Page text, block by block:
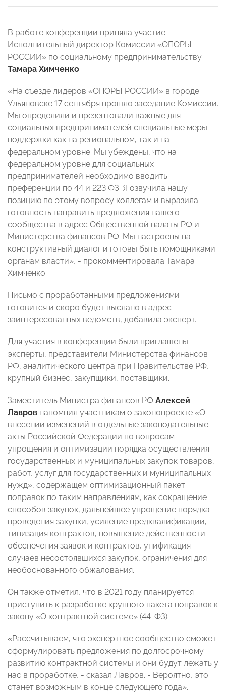
В работе конференции приняла участие
Исполнительный директор Комиссии «ОПОРЫ
РОССИИ» по социальному предпринимательству
Тамара Химченко.
«На съезде лидеров «ОПОРЫ РОССИИ» в городе
Ульяновске 17 сентября прошло заседание Комиссии.
Мы определили и презентовали важные для
социальных предпринимателей специальные меры
поддержки как на региональном, так и на
федеральном уровне. Мы убеждены, что на
федеральном уровне для социальных
предпринимателей необходимо вводить
преференции по 44 и 223 ФЗ. Я озвучила нашу
позицию по этому вопросу коллегам и выразила
готовность направить предложения нашего
сообщества в адрес Общественной палаты РФ и
Министерства финансов РФ. Мы настроены на
конструктивный диалог и готовы быть помощниками
органам власти», - прокомментировала Тамара
Химченко.
Письмо с проработанными предложениями
готовится и скоро будет выслано в адрес
заинтересованных ведомств, добавила эксперт.
Для участия в конференции были приглашены
эксперты, представители Министерства финансов
РФ, аналитического центра при Правительстве РФ,
крупный бизнес, закупщики, поставщики.
Заместитель Министра финансов РФ Алексей
Лавров напомнил участникам о законопроекте «О
внесении изменений в отдельные законодательные
акты Российской Федерации по вопросам
упрощения и оптимизации порядка осуществления
государственных и муниципальных закупок товаров,
работ, услуг для государственных и муниципальных
нужд», содержащем оптимизационный пакет
поправок по таким направлениям, как сокращение
способов закупок, дальнейшее упрощение порядка
проведения закупки, усиление предквалификации,
типизация контрактов, повышение действенности
обеспечения заявок и контрактов, унификация
случаев несостоявшихся закупок, ограничения для
необоснованного обжалования.
Он также отметил, что в 2021 году планируется
приступить к разработке крупного пакета поправок к
закону «О контрактной системе» (44-ФЗ).
«Рассчитываем, что экспертное сообщество сможет
сформулировать предложения по долгосрочному
развитию контрактной системы и они будут лежать у
нас в проработке, - сказал Лавров. - Вероятно, это
станет возможным в конце следующего года».